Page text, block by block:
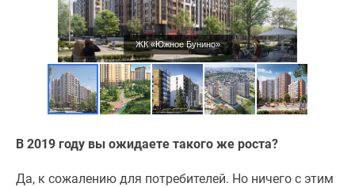
ЖК «Южное Бунино»
В 2019 году вы ожидаете такого же роста?
Да, к сожалению для потребителей. Но ничего с этим